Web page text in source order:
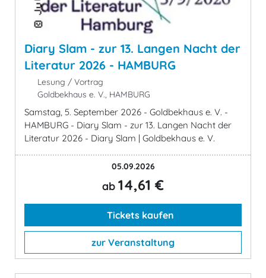
Diary Slam - zur 13. Langen Nacht der
Literatur 2026 - HAMBURG
Lesung / Vortrag
Goldbekhaus e. V., HAMBURG
Samstag, 5. September 2026 - Goldbekhaus e. V. -
HAMBURG - Diary Slam - zur 13. Langen Nacht der
Literatur 2026 - Diary Slam | Goldbekhaus e. V.
05.09.2026
ab 14,61 €
Tickets kaufen
zur Veranstaltung